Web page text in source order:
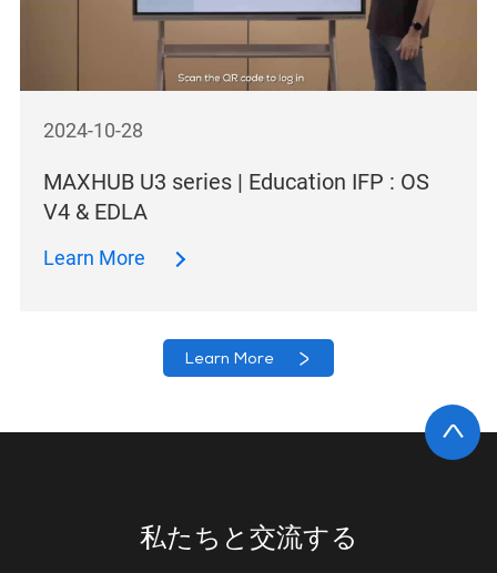
2024-10-28
MAXHUB U3 series | Education IFP : OS
V4 & EDLA
Learn More
Learn More
私たちと交流する